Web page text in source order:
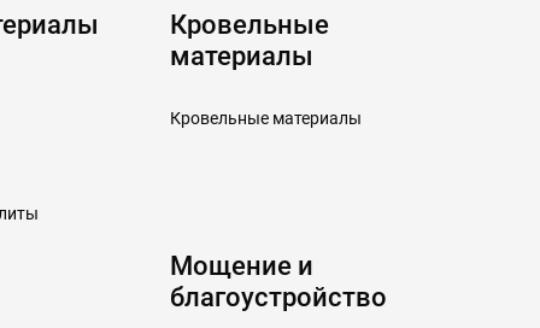
Кровельные
материалы
Кровельные материалы
Мощение и
благоустройство